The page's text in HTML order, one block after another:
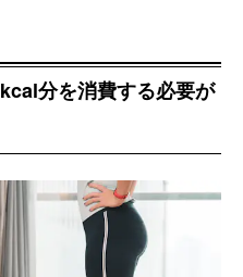
分を消費する必要が